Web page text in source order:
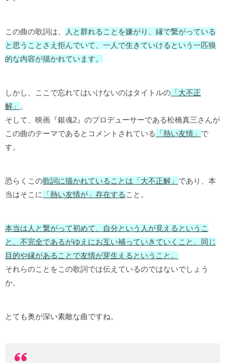
この曲の歌詞は、
人と群れることを嫌がり、縁で繋がっている
と思うことさえ拒んでいて、一人で生きていけるという一匹狼
的な内容が描かれています。
しかし、ここで忘れてはいけないのはタイトルの 「大不正
解」
。
そして、映画『銀魂2』のプロデューサーである松橋真三さんが
この曲のテーマであるとコメントされている
「熱い友情」 で
す。
恐らくこの歌詞に描かれていることは「大不正解」 であり、本
当はそこに
「熱い友情が」存在する こと。
本当は人と繋がって初めて、自分という人が見えるというこ
と、不完全であるがゆえにお互い補っていきていくこと、同じ
目的や縁があることで友情が芽生えるということ。
それらのことをこの歌詞では伝えているのではないでしょう
か。
とても奥が深い素敵な曲ですね。